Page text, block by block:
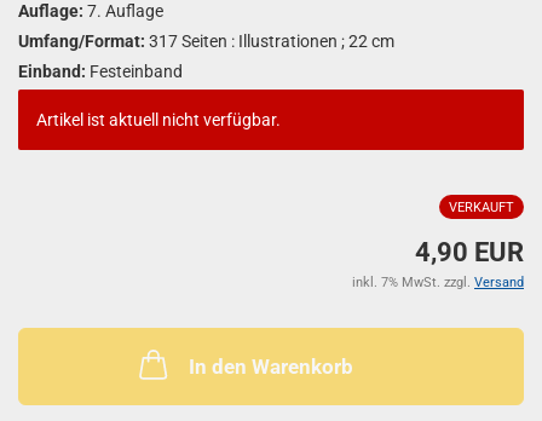
Auflage: 7. Auflage
Umfang/Format: 317 Seiten : Illustrationen ; 22 cm
Einband: Festeinband
Artikel ist aktuell nicht verfügbar.
VERKAUFT
4,90 EUR
inkl. 7% MwSt. zzgl. Versand
In den Warenkorb